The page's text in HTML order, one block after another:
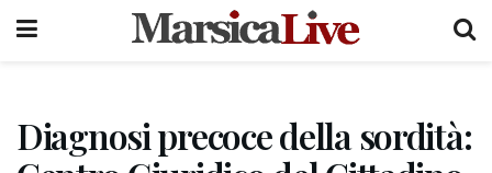
Diagnosi precoce della sordità: